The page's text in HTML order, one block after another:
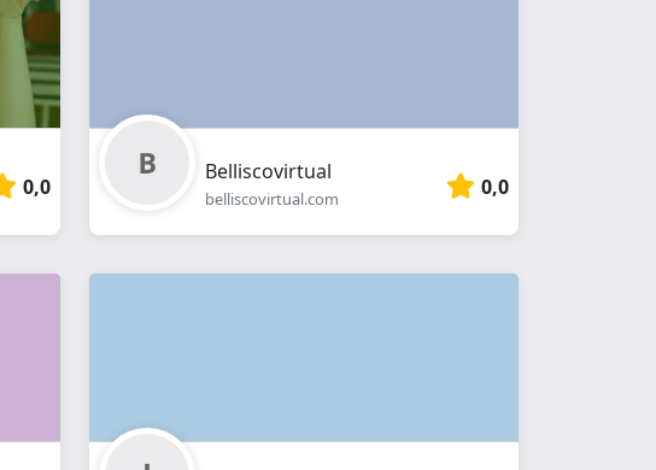
0,0
Belliscovirtual
belliscovirtual.com 0,0